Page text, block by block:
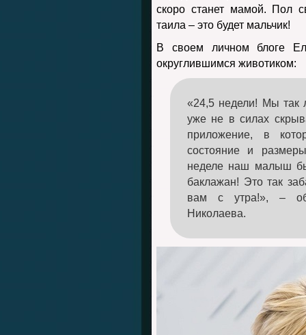
скоро станет мамой. Пол
таила – это будет мальчик!
В своем личном блоге
округлившимся животиком:
«24,5 недели! Мы так
уже не в силах
приложение, в
состояние и
неделе наш малыш
баклажан! Это так
вам с утра!», –
Николаева.